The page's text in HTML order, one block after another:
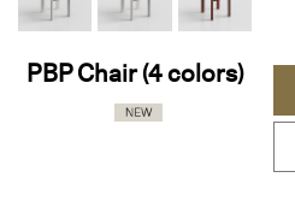
PBP Chair (4 colors)